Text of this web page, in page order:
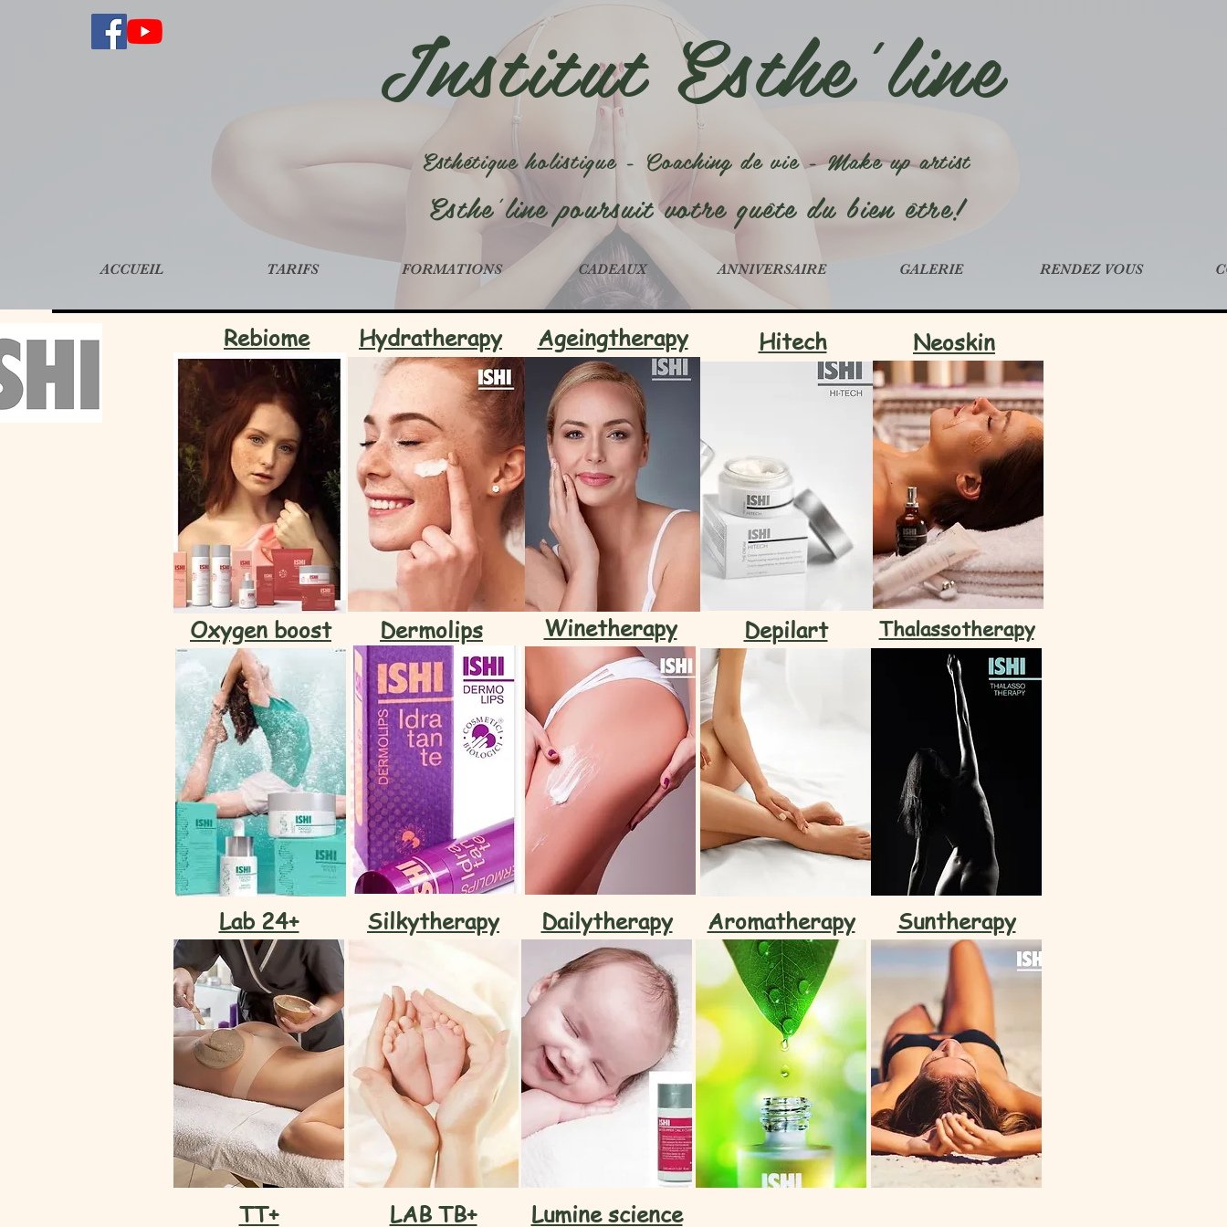
Institut Esthe'line
Esthétique holistique - Coaching de vie - Make up artist
Esthe'line poursuit votre quête du bien être!
ACCUEIL TARIFS FORMATIONS CADEAUX ANNIVERSAIRE GALERIE RENDEZ VOUS
Rebiome
Oxygen boost
Hydratherapy
Dermolips
Ageingtherapy
Winetherapy
Hitech Neoskin
Depilart Thalassotherapy
Lab 24+ Silkytherapy Dailytherapy Aromatherapy Suntherapy
TT+ LAB TB+ Lumine science